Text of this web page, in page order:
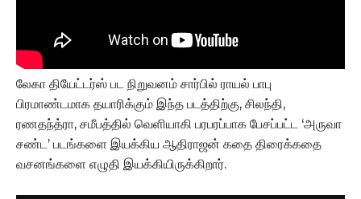
லேகா தியேட்டர்ஸ் பட நிறுவனம் சார்பில் ராயல் பாபு
பிரமாண்டமாக தயாரிக்கும் இந்த படத்திற்கு, சிலந்தி,
ரணதந்த்ரா, சமீபத்தில் வெளியாகி பரபரப்பாக பேசப்பட்ட ‘அருவா
சண்ட’ படங்களை இயக்கிய ஆதிராஜன் கதை திரைக்கதை
வசனங்களை எழுதி இயக்கியிருக்கிறார்.